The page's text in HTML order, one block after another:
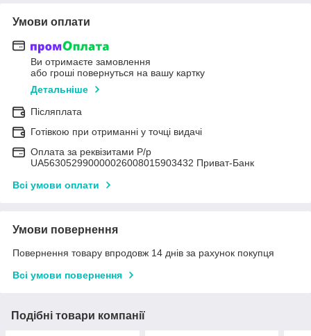
Умови оплати
Ви отримаєте замовлення
або гроші повернуться на вашу картку
Детальніше
Післяплата
Готівкою при отриманні у точці видачі
Оплата за реквізитами Р/р
UA563052990000026008015903432 Приват-Банк
Всі умови оплати
Умови повернення
Повернення товару впродовж 14 днів за рахунок покупця
Всі умови повернення
Подібні товари компанії